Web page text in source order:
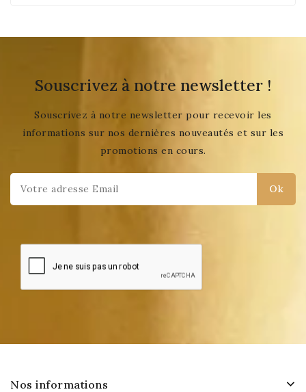
Souscrivez à notre newsletter !
Souscrivez à notre newsletter pour recevoir les
informations sur nos dernières nouveautés et sur les
promotions en cours.
Nos informations